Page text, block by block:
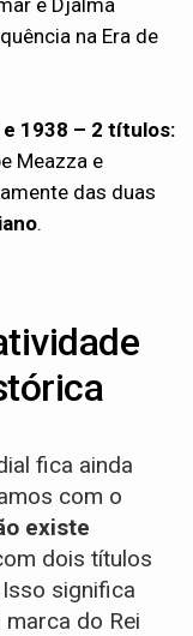
na Era de
e 1938 – 2 títulos:
Meazza e
das duas
.
fica ainda
com o
existe
dois títulos
significa
do Rei